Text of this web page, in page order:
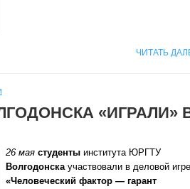
ЧИТАТЬ
«ИГРАЛИ»
26 мая студенты института ЮРГТУ
Волгодонскаучаствовали в деловой игре
«Человеческий фактор — гарант